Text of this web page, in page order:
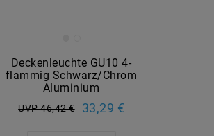
Deckenleuchte GU10 4-
flammig Schwarz/Chrom
Aluminium
UVP 46,42 € 33,29 €